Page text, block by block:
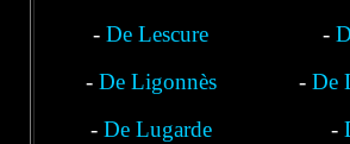
-De Lescure -
- De Ligonnès -De
- De Lugarde -